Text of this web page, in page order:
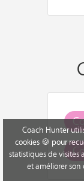
Coach Hunter
cookies 🍪 pour
statistiques de visites
et améliorer son